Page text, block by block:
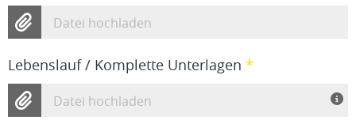
Datei hochladen
Lebenslauf / Komplette Unterlagen *
Datei hochladen